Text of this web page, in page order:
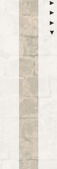
►
►
►
▼